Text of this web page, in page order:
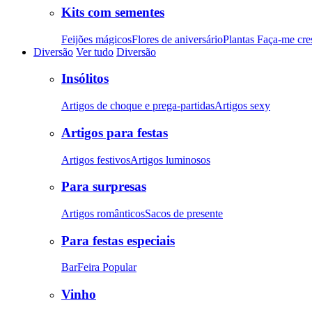
Kits com sementes
Feijões mágicosFlores de aniversárioPlantas Faça-me
Diversão Ver tudo Diversão
Insólitos
Artigos de choque e prega-partidasArtigos sexy
Artigos para festas
Artigos festivosArtigos luminosos
Para surpresas
Artigos românticosSacos de presente
Para festas especiais
BarFeira Popular
Vinho